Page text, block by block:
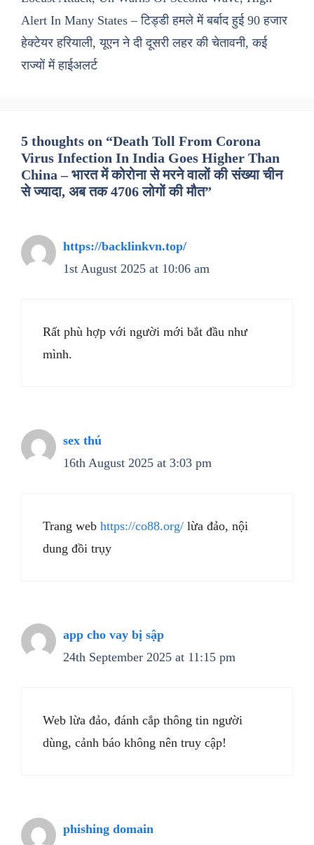
Alert In Many States – टिड्डी हमले में बर्बाद हुई 90 हजार
हेक्टेयर हरियाली, यूएन ने दी दूसरी लहर की चेतावनी, कई
राज्यों में हाईअलर्ट
5 thoughts on “Death Toll From Corona
Virus Infection In India Goes Higher Than
China – भारत में कोरोना से मरने वालों की संख्या चीन
से ज्यादा, अब तक 4706 लोगों की मौत”
https://backlinkvn.top/
1st August 2025 at 10:06 am
Rất phù hợp với người mới bắt đầu như
mình.
sex thú
16th August 2025 at 3:03 pm
Trang web https://co88.org/ lừa đảo, nội
dung đồi trụy
app cho vay bị sập
24th September 2025 at 11:15 pm
Web lừa đảo, đánh cắp thông tin người
dùng, cảnh báo không nên truy cập!
phishing domain